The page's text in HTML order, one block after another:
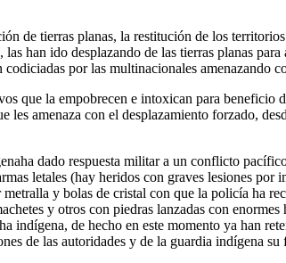
de tierras planas, la restitución de los
han ido desplazando de las tierras planas
por las multinacionales amenazando
que la empobrecen e intoxican para beneficio
amenaza con el desplazamiento forzado,
dado respuesta militar a un conflicto
letales (hay heridos con graves lesiones por
y bolas de cristal con que la policía ha
y otros con piedras lanzadas con
de hecho en este momento ya han
de las autoridades y de la guardia indígena su